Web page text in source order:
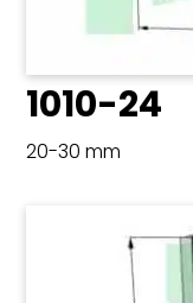
1010-24
20-30 mm